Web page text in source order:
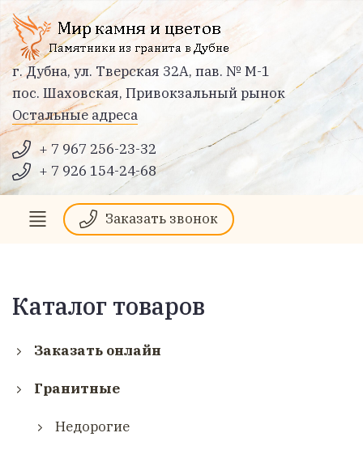
г. Дубна, ул. Тверская 32А, пав. № М-1
пос. Шаховская, Привокзальный рынок
Остальные адреса
+ 7 967 256-23-32
+ 7 926 154-24-68
Заказать звонок
Каталог товаров
Заказать онлайн
Гранитные
Недорогие